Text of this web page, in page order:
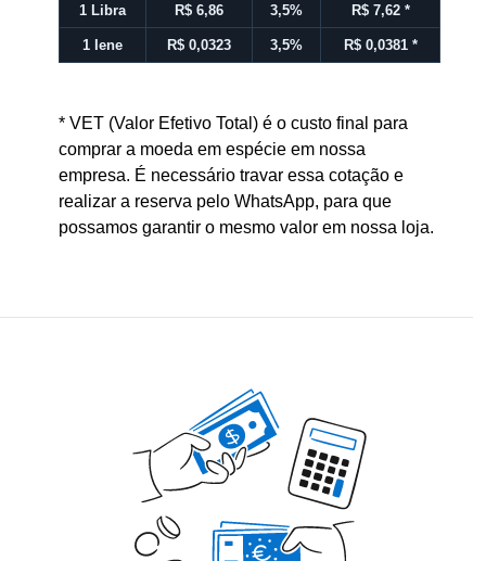
1 Libra R$ 6,86 3,5% R$ 7,62 *
1 Iene R$ 0,0323 3,5% R$ 0,0381 *
* VET (Valor Efetivo Total) é o custo final para
comprar a moeda em espécie em nossa
empresa. É necessário travar essa cotação e
realizar a reserva pelo WhatsApp, para que
possamos garantir o mesmo valor em nossa loja.